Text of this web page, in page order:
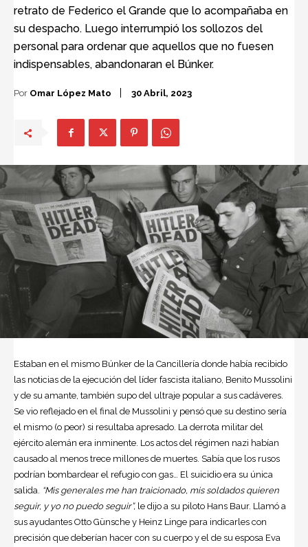
retrato de Federico el Grande que lo acompañaba en
su despacho. Luego interrumpió los sollozos del
personal para ordenar que aquellos que no fuesen
indispensables, abandonaran el Búnker.
Por Omar López Mato 30 Abril, 2023
Estaban en el mismo Búnker de la Cancillería donde había recibido
las noticias de la ejecución del líder fascista italiano, Benito Mussolini
y de su amante, también supo del ultraje popular a sus cadáveres.
Se vio reflejado en el final de Mussolini y pensó que su destino sería
el mismo (o peor) si resultaba apresado. La derrota militar del
ejército alemán era inminente. Los actos del régimen nazi habían
causado al menos trece millones de muertes. Sabía que los rusos
podrían bombardear el refugio con gas… El suicidio era su única
salida. “Mis generales me han traicionado, mis soldados quieren
seguir, y yo no puedo seguir”, le dijo a su piloto Hans Baur. Llamó a
sus ayudantes Otto Günsche y Heinz Linge para indicarles con
precisión que deberían hacer con su cuerpo y el de su esposa Eva